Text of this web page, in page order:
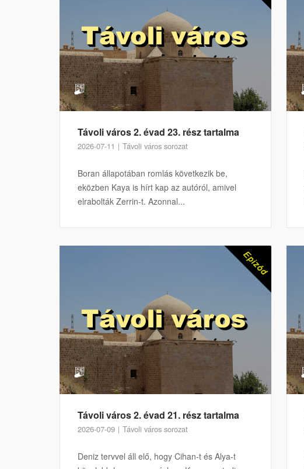
Távoli város 2. évad 23. rész tartalma
2026-07-11 Távoli város sorozat
Boran állapotában romlás következik be,
eközben Kaya is hírt kap az autóról, amivel
elrabolták Zerrin-t. Azonnal...
Távoli város 2. évad 21. rész tartalma
2026-07-09 Távoli város sorozat
Deniz tervvel áll elő, hogy Cihan-t és Alya-t